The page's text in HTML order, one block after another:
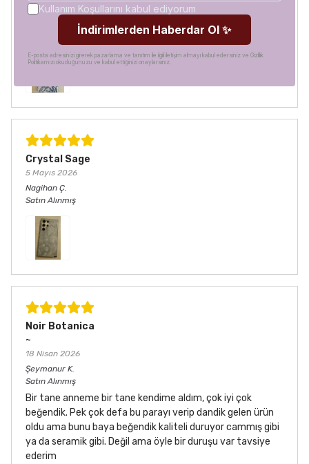
Görür görmez çok beğendim. Hem desen olarak çok şık
hem de koruma olarak çok güvenilir. Ayrıca hızlı kargolama
için teşekkürler
Crystal Sage
5 Mayıs 2026
Nagihan Ç.
Satın Alınmış
Noir Botanica
~
18 Nisan 2026
Şeymanur K.
Satın Alınmış
Bir tane anneme bir tane kendime aldım, çok iyi çok
beğendik. Pek çok defa bu parayı verip dandik gelen ürün
oldu ama bunu baya beğendik kaliteli duruyor cammış gibi
ya da seramik gibi. Değil ama öyle bir duruşu var tavsiye
ederim
Kullanım Koşullarını kabul ediyorum
İndirimlerden Haberdar Ol ✨
E-posta adresinizi girerek pazarlama ve tanıtım ile ilgili iletişim almayı kabul edersiniz ve Gizlilik
Politikamızı okuduğunuzu ve kabul ettiğinizi onaylarsınız.